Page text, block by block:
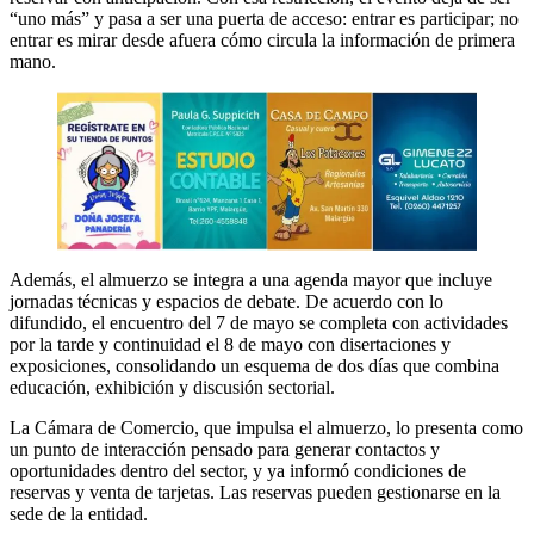
“uno más” y pasa a ser una puerta de acceso: entrar es participar; no
entrar es mirar desde afuera cómo circula la información de primera
mano.
Además, el almuerzo se integra a una agenda mayor que incluye
jornadas técnicas y espacios de debate. De acuerdo con lo
difundido, el encuentro del 7 de mayo se completa con actividades
por la tarde y continuidad el 8 de mayo con disertaciones y
exposiciones, consolidando un esquema de dos días que combina
educación, exhibición y discusión sectorial.
La Cámara de Comercio, que impulsa el almuerzo, lo presenta como
un punto de interacción pensado para generar contactos y
oportunidades dentro del sector, y ya informó condiciones de
reservas y venta de tarjetas. Las reservas pueden gestionarse en la
sede de la entidad.